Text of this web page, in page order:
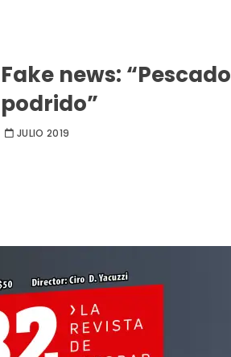
Fake news: “Pescado
podrido”
JULIO 2019